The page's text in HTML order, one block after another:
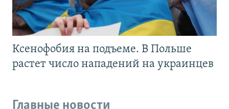
Ксенофобия на подъеме. В Польше
растет число нападений на украинцев
Главные новости